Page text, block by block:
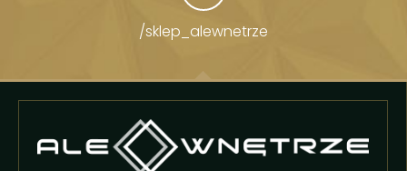
/sklep_alewnetrze